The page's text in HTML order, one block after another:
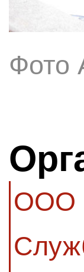
Фото
ООО